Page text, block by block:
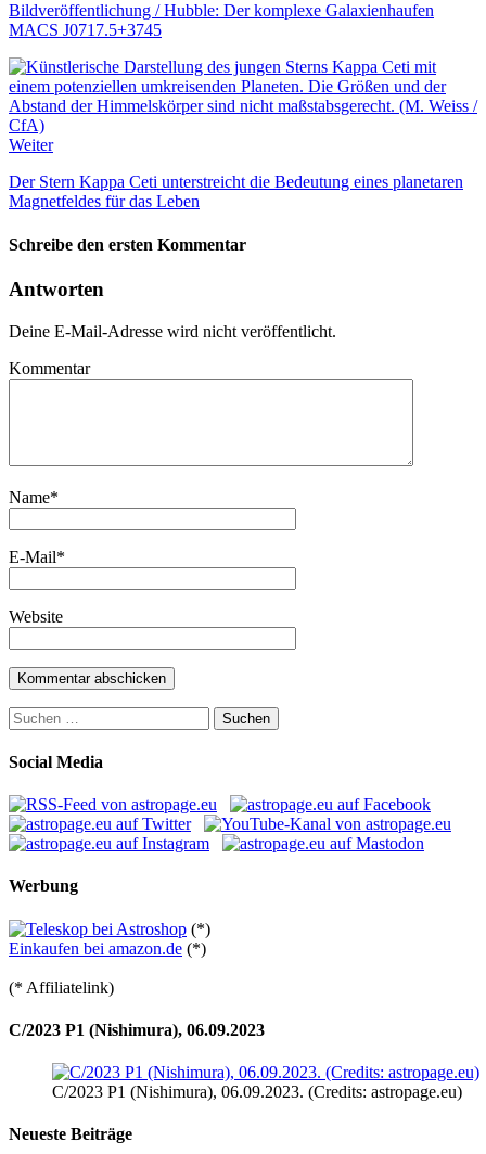
Bildveröffentlichung / Hubble: Der komplexe Galaxienhaufen
MACS J0717.5+3745
Weiter
Der Stern Kappa Ceti unterstreicht die Bedeutung eines planetaren
Magnetfeldes für das Leben
Schreibe den ersten Kommentar
Antworten
Deine E-Mail-Adresse wird nicht veröffentlicht.
Kommentar
Name*
E-Mail*
Website
Suchen
nach:
Social Media
Werbung
(*)
Einkaufen bei amazon.de (*)
(* Affiliatelink)
C/2023 P1 (Nishimura), 06.09.2023
C/2023 P1 (Nishimura), 06.09.2023. (Credits: astropage.eu)
Neueste Beiträge